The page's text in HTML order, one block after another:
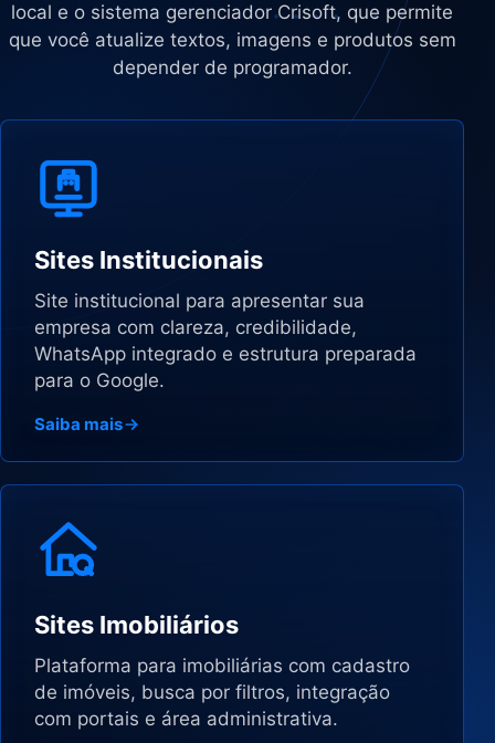
local e o sistema gerenciador Crisoft, que permite
que você atualize textos, imagens e produtos sem
depender de programador.
Sites Institucionais
Site institucional para apresentar sua
empresa com clareza, credibilidade,
WhatsApp integrado e estrutura preparada
para o Google.
Saiba mais
Sites Imobiliários
Plataforma para imobiliárias com cadastro
de imóveis, busca por filtros, integração
com portais e área administrativa.